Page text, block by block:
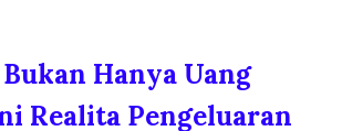
Bukan Hanya Uang
Realita Pengeluaran